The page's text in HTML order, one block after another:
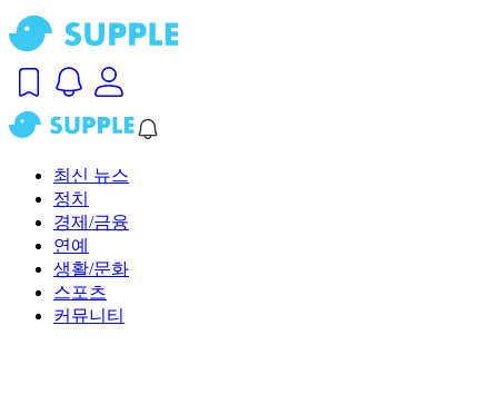
최신 뉴스
정치
경제/금융
연예
생활/문화
스포츠
커뮤니티